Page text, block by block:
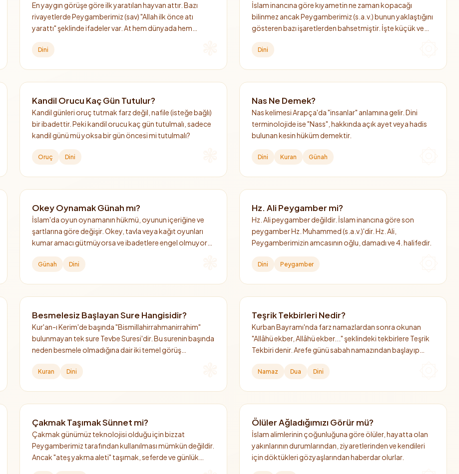
En yaygın görüşe göre ilk yaratılan hayvan attır. Bazı
rivayetlerde Peygamberimiz (sav) "Allah ilk önce atı
yarattı" şeklinde ifadeler var. At hem dünyada hem
Dini
İslam inancına göre kıyametin ne zaman kopacağı
bilinmez ancak Peygamberimiz (s.a.v.) bunun yaklaştığını
gösteren bazı işaretlerden bahsetmiştir. İşte küçük ve
Dini
Kandil Orucu Kaç Gün Tutulur?
Kandil günleri oruç tutmak farz değil, nafile (isteğe bağlı)
bir ibadettir. Peki kandil orucu kaç gün tutulmalı, sadece
kandil günü mü yoksa bir gün öncesi mi tutulmalı?
Oruç Dini
Nas Ne Demek?
Nas kelimesi Arapça'da "insanlar" anlamına gelir. Dini
terminolojide ise "Nass", hakkında açık ayet veya hadis
bulunan kesin hüküm demektir.
Dini Kuran Günah
Okey Oynamak Günah mı?
İslam'da oyun oynamanın hükmü, oyunun içeriğine ve
şartlarına göre değişir. Okey, tavla veya kağıt oyunları
kumar amacı gütmüyorsa ve ibadetlere engel olmuyorsa
Günah Dini
Hz. Ali Peygamber mi?
Hz. Ali peygamber değildir. İslam inancına göre son
peygamber Hz. Muhammed (s.a.v.)'dir. Hz. Ali,
Peygamberimizin amcasının oğlu, damadı ve 4. halifedir.
Dini Peygamber
Besmelesiz Başlayan Sure Hangisidir?
Kur'an-ı Kerim'de başında "Bismillahirrahmanirrahim"
bulunmayan tek sure Tevbe Suresi'dir. Bu surenin başında
neden besmele olmadığına dair iki temel görüş
Kuran Dini
Teşrik Tekbirleri Nedir?
Kurban Bayramı'nda farz namazlardan sonra okunan
"Allâhü ekber, Allâhü ekber..." şeklindeki tekbirlere Teşrik
Tekbiri denir. Arefe günü sabah namazından başlayıp
Namaz Dua Dini
Çakmak Taşımak Sünnet mi?
Çakmak günümüz teknolojisi olduğu için bizzat
Peygamberimiz tarafından kullanılması mümkün değildir.
Ancak "ateş yakma aleti" taşımak, seferde ve günlük
Ölüler Ağladığımızı Görür mü?
İslam alimlerinin çoğunluğuna göre ölüler, hayatta olan
yakınlarının durumlarından, ziyaretlerinden ve kendileri
için döktükleri gözyaşlarından haberdar olurlar.